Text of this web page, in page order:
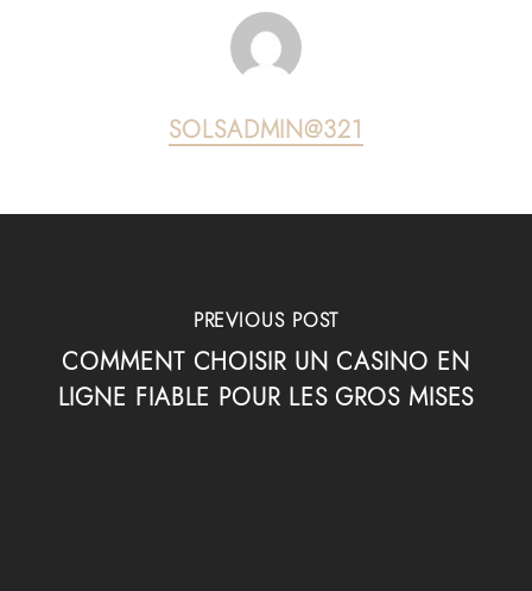
SOLSADMIN@321
PREVIOUS POST
COMMENT CHOISIR UN CASINO EN
LIGNE FIABLE POUR LES GROS MISES